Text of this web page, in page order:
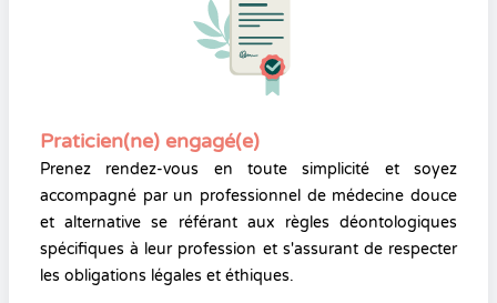
Praticien(ne) engagé(e)
Prenez rendez-vous en toute simplicité et soyez
accompagné par un professionnel de médecine douce
et alternative se référant aux règles déontologiques
spécifiques à leur profession et s'assurant de respecter
les obligations légales et éthiques.